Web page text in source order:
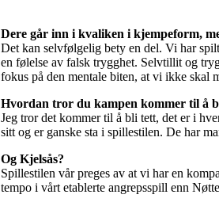
Dere går inn i kvaliken i kjempeform,
Det kan selvfølgelig bety en del. Vi har
en følelse av falsk trygghet. Selvtillit og
fokus på den mentale biten, at vi ikke
Hvordan tror du kampen kommer til å
Jeg tror det kommer til å bli tett, det er i
sitt og er ganske sta i spillestilen. De har
Og Kjelsås?
Spillestilen vår preges av at vi har en
tempo i vårt etablerte angrepsspill enn